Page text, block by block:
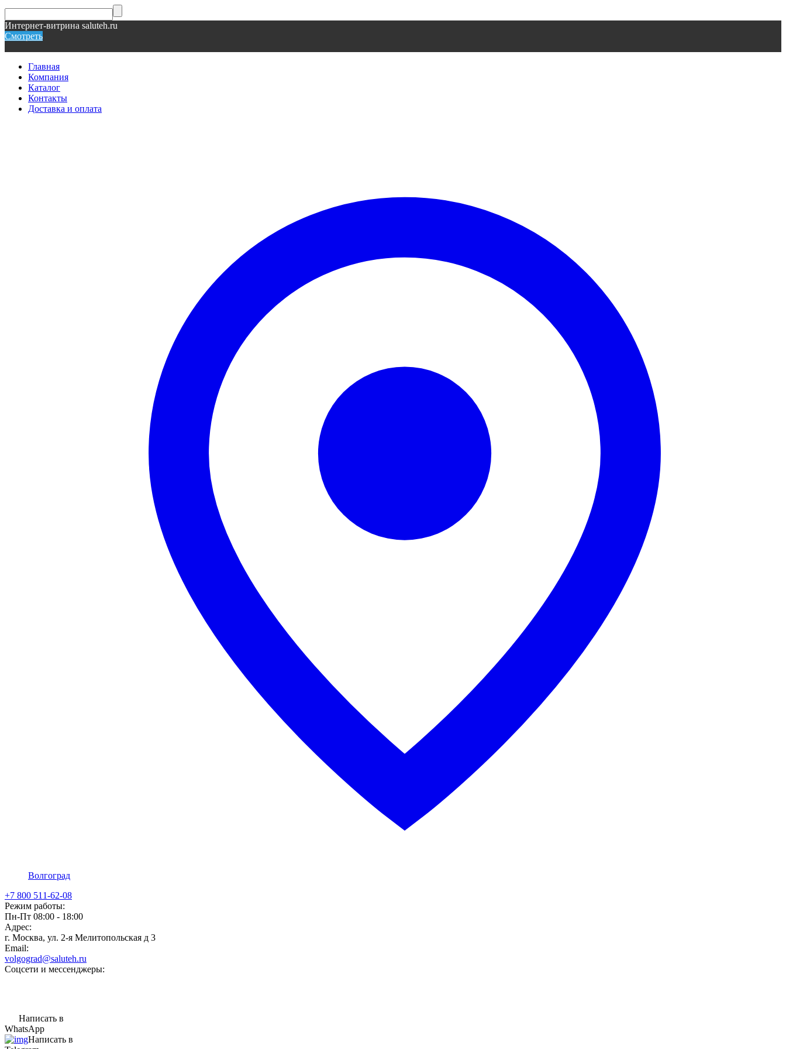
Интернет-витрина saluteh.ru
Смотреть
Главная
Компания
Каталог
Контакты
Доставка и оплата
Волгоград
+7 800 511-62-08
Режим работы:
Пн-Пт 08:00 - 18:00
Адрес:
г. Москва, ул. 2-я Мелитопольская д 3
Email:
volgograd@saluteh.ru
Соцсети и мессенджеры:
Написать в
WhatsApp
Написать в